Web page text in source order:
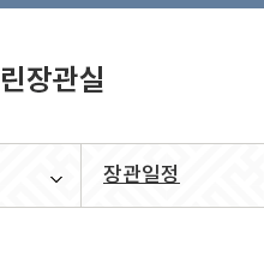
장관일정